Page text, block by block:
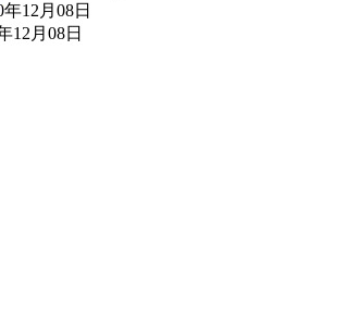
年12月08日
12月08日